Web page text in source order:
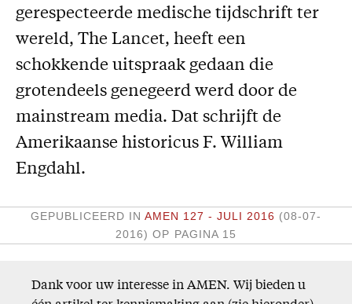
Missie
Service
Adreswijziging
Nabestellen
Vragen en opmerkingen
En verder
gerespecteerde medische tijdschrift ter
wereld, The Lancet, heeft een
schokkende uitspraak gedaan die
grotendeels genegeerd werd door de
mainstream media. Dat schrijft de
Amerikaanse historicus F. William
Engdahl.
GEPUBLICEERD IN AMEN 127 - JULI 2016 (08-07-
2016) OP PAGINA 15
Dank voor uw interesse in AMEN. Wij bieden u